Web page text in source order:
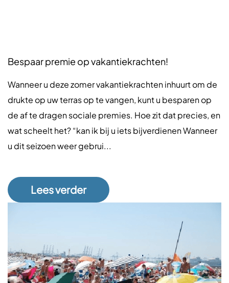
Bespaar premie op vakantiekrachten!
Wanneer u deze zomer vakantiekrachten inhuurt om de
drukte op uw terras op te vangen, kunt u besparen op
de af te dragen sociale premies. Hoe zit dat precies, en
wat scheelt het? “kan ik bij u iets bijverdienen Wanneer
u dit seizoen weer gebrui...
Lees verder